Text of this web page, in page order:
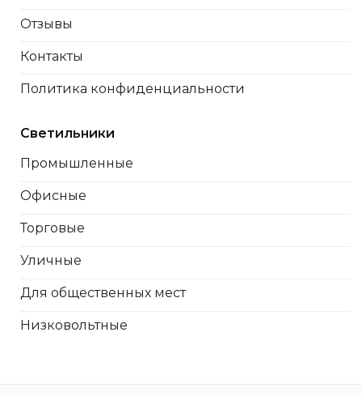
Отзывы
Контакты
Политика конфиденциальности
Светильники
Промышленные
Офисные
Торговые
Уличные
Для общественных мест
Низковольтные